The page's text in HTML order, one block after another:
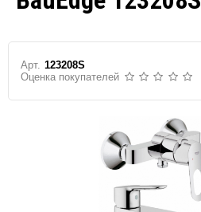
Арт. 123208S
Оценка покупателей